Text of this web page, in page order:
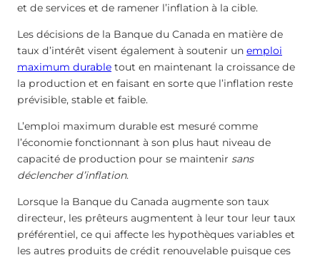
et de services et de ramener l’inflation à la cible.
Les décisions de la Banque du Canada en matière de
taux d’intérêt visent également à soutenir un emploi
maximum durable tout en maintenant la croissance de
la production et en faisant en sorte que l’inflation reste
prévisible, stable et faible.
L’emploi maximum durable est mesuré comme
l’économie fonctionnant à son plus haut niveau de
capacité de production pour se maintenir sans
déclencher d’inflation.
Lorsque la Banque du Canada augmente son taux
directeur, les prêteurs augmentent à leur tour leur taux
préférentiel, ce qui affecte les hypothèques variables et
les autres produits de crédit renouvelable puisque ces